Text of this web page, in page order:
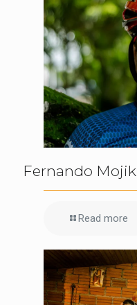
Fernando Mojik
Read more